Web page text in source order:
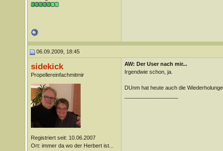
06.09.2009, 18:45
sidekick
Propellereinfachmitmir
Registriert seit: 10.06.2007
Ort: immer da wo der Herbert ist...
AW: Der User nach mir...
Irgendwie schon, ja.
DUnm hat heute auch die